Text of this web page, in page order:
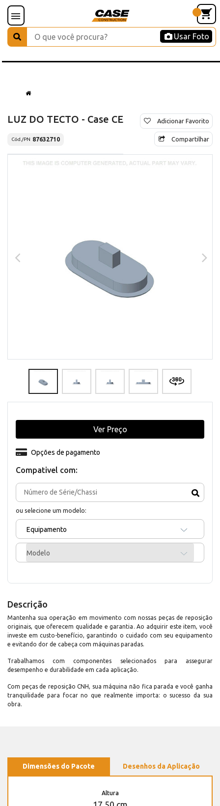
Usar Foto
LUZ DO TECTO - Case CE
Cód./PN 87632710
Adicionar Favorito
Compartilhar
Compativel com:
ou selecione um modelo:
Equipamento
Modelo
Opções de pagamento
Ver Preço
Descrição
Mantenha sua operação em movimento com nossas peças de reposição
originais, que oferecem qualidade e garantia. Ao adquirir este item, você
investe em custo-benefício, garantindo o cuidado com seu equipamento
e evitando dor de cabeça com máquinas paradas.
Trabalhamos com componentes selecionados para assegurar
desempenho e durabilidade em cada aplicação.
Com peças de reposição CNH, sua máquina não fica parada e você ganha
tranquilidade para focar no que realmente importa: o sucesso da sua
obra.
Dimensões do Pacote Desenhos da Aplicação
Altura